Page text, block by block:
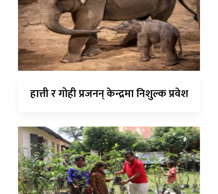
हात्ती र गोही प्रजनन् केन्द्रमा निशुल्क प्रवेश